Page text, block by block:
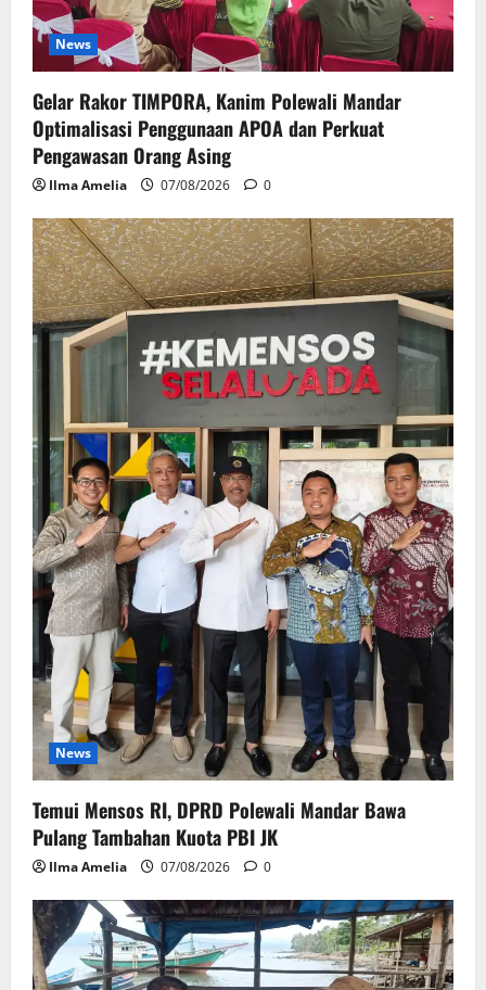
News
Gelar Rakor TIMPORA, Kanim Polewali Mandar
Optimalisasi Penggunaan APOA dan Perkuat
Pengawasan Orang Asing
Ilma Amelia 07/08/2026 0
News
Temui Mensos RI, DPRD Polewali Mandar Bawa
Pulang Tambahan Kuota PBI JK
Ilma Amelia 07/08/2026 0